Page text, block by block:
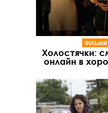
Холостячки:
онлайн в